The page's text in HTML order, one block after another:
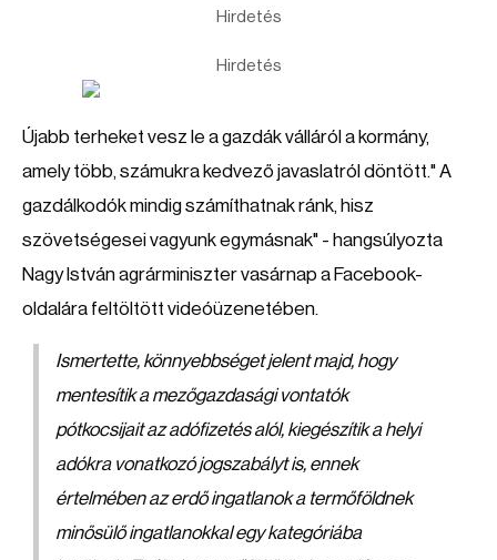
Hirdetés
Hirdetés
Újabb terheket vesz le a gazdák válláról a kormány,
amely több, számukra kedvező javaslatról döntött." A
gazdálkodók mindig számíthatnak ránk, hisz
szövetségesei vagyunk egymásnak" - hangsúlyozta
Nagy István agrárminiszter vasárnap a Facebook-
oldalára feltöltött videóüzenetében.
Ismertette, könnyebbséget jelent majd, hogy
mentesítik a mezőgazdasági vontatók
pótkocsijait az adófizetés alól, kiegészítik a helyi
adókra vonatkozó jogszabályt is, ennek
értelmében az erdő ingatlanok a termőföldnek
minősülő ingatlanokkal egy kategóriába